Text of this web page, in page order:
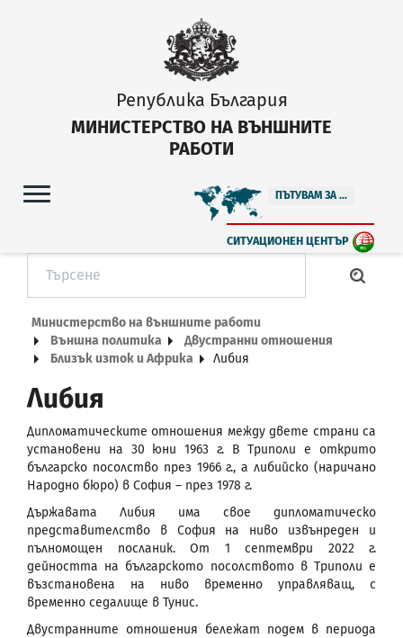
Република България
МИНИСТЕРСТВО НА ВЪНШНИТЕ
РАБОТИ
ПЪТУВАМ ЗА ...
СИТУАЦИОНЕН ЦЕНТЪР
Министерство на външните работи
Външна политика
Двустранни отношения
Близък изток и Африка
Либия
Либия
Дипломатическите отношения между двете страни са
установени на 30 юни 1963 г. В Триполи е открито
българско посолство през 1966 г., а либийско (наричано
Народно бюро) в София – през 1978 г.
Държавата Либия има свое дипломатическо
представителство в София на ниво извънреден и
пълномощен посланик. От 1 септември 2022 г.
дейността на българското посолството в Триполи е
възстановена на ниво временно управляващ, с
временно седалище в Тунис.
Двустранните отношения бележат подем в периода